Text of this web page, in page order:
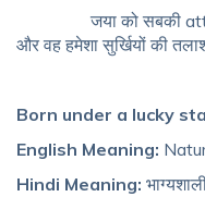
जया को सबकी
और वह हमेशा सुर्खियों की
Born under a lucky
English Meaning:
Hindi Meaning: